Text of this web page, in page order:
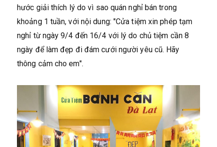
hước giải thích lý do vì sao quán nghỉ bán trong
khoảng 1 tuần, với nội dung: "Cửa tiệm xin phép tạm
nghỉ từ ngày 9/4 đến 16/4 với lý do chủ tiệm cần 8
ngày để làm đẹp đi đám cưới người yêu cũ. Hãy
thông cảm cho em".